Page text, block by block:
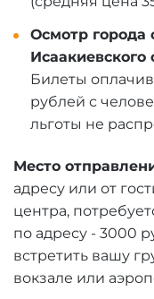
Осмотр
Исаакиевского
Билеты
рублей с
льготы не
Место
адресу или от
центра,
по адресу - 3000
встретить вашу
вокзале или